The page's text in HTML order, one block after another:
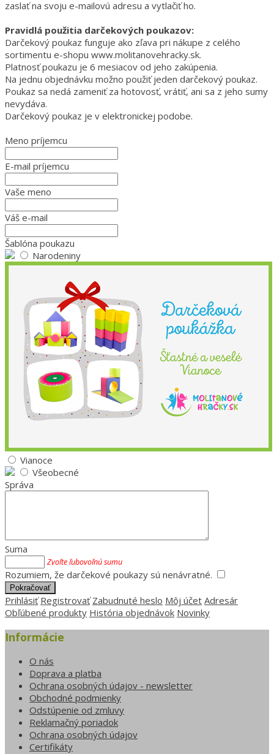
zaslať na svoju e-mailovú adresu a vytlačiť ho.
Pravidlá použitia darčekových poukazov:
Darčekový poukaz funguje ako zľava pri nákupe z celého
sortimentu e-shopu www.molitanovehracky.sk.
Platnosť poukazu je 6 mesiacov od jeho zakúpenia.
Na jednu objednávku možno použiť jeden darčekový poukaz.
Poukaz sa nedá zameniť za hotovosť, vrátiť, ani sa z jeho sumy
nevydáva.
Darčekový poukaz je v elektronickej podobe.
Meno príjemcu
E-mail príjemcu
Vaše meno
Váš e-mail
Šablóna poukazu
Narodeniny
Vianoce
Všeobecné
Správa
Suma
Zvoľte ľubovoľnú sumu
Rozumiem, že darčekové poukazy sú nenávratné.
Prihlásiť Registrovať Zabudnuté heslo Môj účet Adresár
Obľúbené produkty História objednávok Novinky
Informácie
O nás
Doprava a platba
Ochrana osobných údajov - newsletter
Obchodné podmienky
Odstúpenie od zmluvy
Reklamačný poriadok
Ochrana osobných údajov
Certifikáty